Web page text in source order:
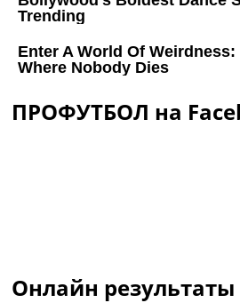
ПРОФУТБОЛ на
Онлайн результаты